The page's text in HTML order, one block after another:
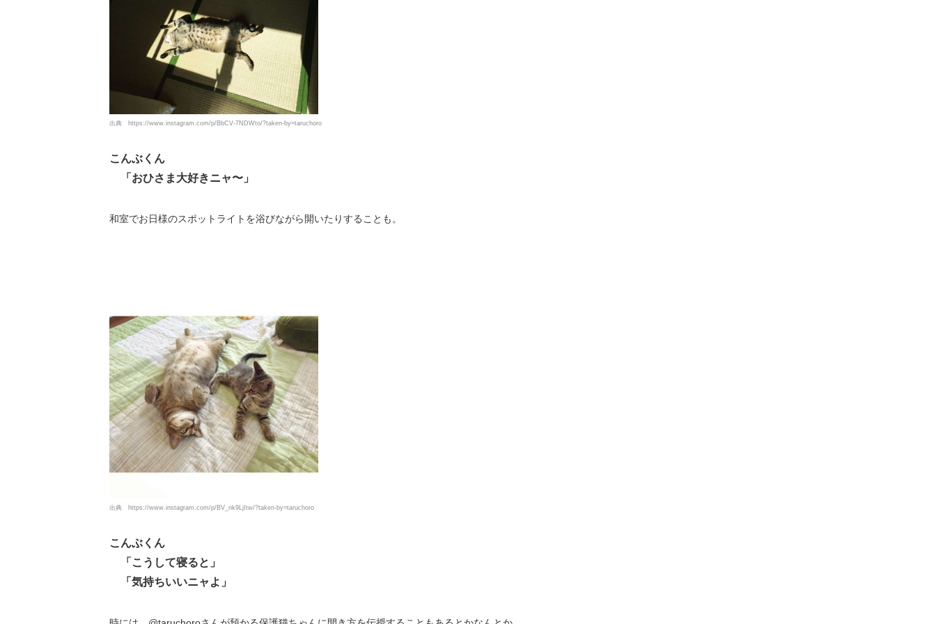
出典 https://www.instagram.com/p/BbCV-7NDWto/?taken-by=taruchoro
こんぶくん
「おひさま大好きニャ〜」
和室でお日様のスポットライトを浴びながら開いたりすることも。
出典 https://www.instagram.com/p/BV_nk9LjItw/?taken-by=taruchoro
こんぶくん
「こうして寝ると」
「気持ちいいニャよ」